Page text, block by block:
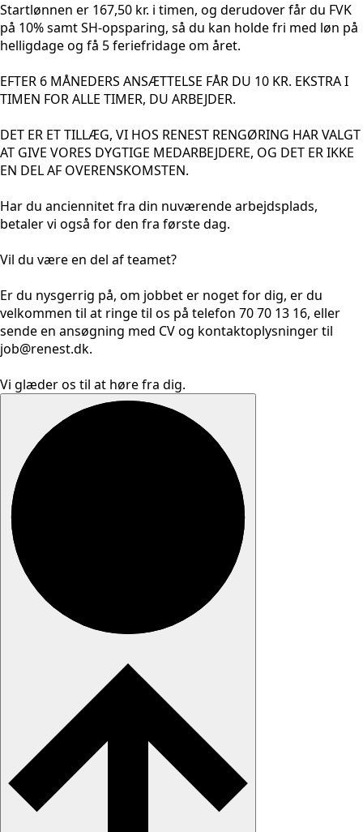
Startlønnen er 167,50 kr. i timen, og derudover får du FVK
på 10% samt SH-opsparing, så du kan holde fri med løn på
helligdage og få 5 feriefridage om året.
EFTER 6 MÅNEDERS ANSÆTTELSE FÅR DU 10 KR. EKSTRA I
TIMEN FOR ALLE TIMER, DU ARBEJDER.
DET ER ET TILLÆG, VI HOS RENEST RENGØRING HAR VALGT
AT GIVE VORES DYGTIGE MEDARBEJDERE, OG DET ER IKKE
EN DEL AF OVERENSKOMSTEN.
Har du anciennitet fra din nuværende arbejdsplads,
betaler vi også for den fra første dag.
Vil du være en del af teamet?
Er du nysgerrig på, om jobbet er noget for dig, er du
velkommen til at ringe til os på telefon 70 70 13 16, eller
sende en ansøgning med CV og kontaktoplysninger til
job@renest.dk.
Vi glæder os til at høre fra dig.